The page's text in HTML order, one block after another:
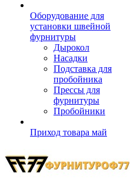
Оборудование для
установки швейной
фурнитуры
Дырокол
Насадки
Подставка для
пробойника
Прессы для
фурнитуры
Пробойники
Приход товара май